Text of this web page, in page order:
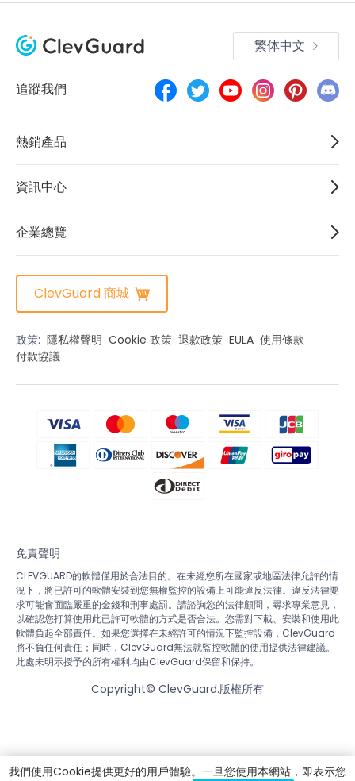
追蹤我們
繁体中文
熱銷產品
資訊中心
企業總覽
ClevGuard 商城
政策: 隱私權聲明 Cookie 政策 退款政策 EULA 使用條款
付款協議
免責聲明
CLEVGUARD的軟體僅用於合法目的。在未經您所在國家或地區法律允許的情
況下，將已許可的軟體安裝到您無權監控的設備上可能違反法律。違反法律要
求可能會面臨嚴重的金錢和刑事處罰。請諮詢您的法律顧問，尋求專業意見，
以確認您打算使用此已許可軟體的方式是否合法。您需對下載、安裝和使用此
軟體負起全部責任。如果您選擇在未經許可的情況下監控設備，ClevGuard
將不負任何責任；同時，ClevGuard無法就監控軟體的使用提供法律建議。
此處未明示授予的所有權利均由ClevGuard保留和保持。
Copyright© ClevGuard.版權所有
我們使用Cookie提供更好的用戶體驗。一旦您使用本網站，即表示您